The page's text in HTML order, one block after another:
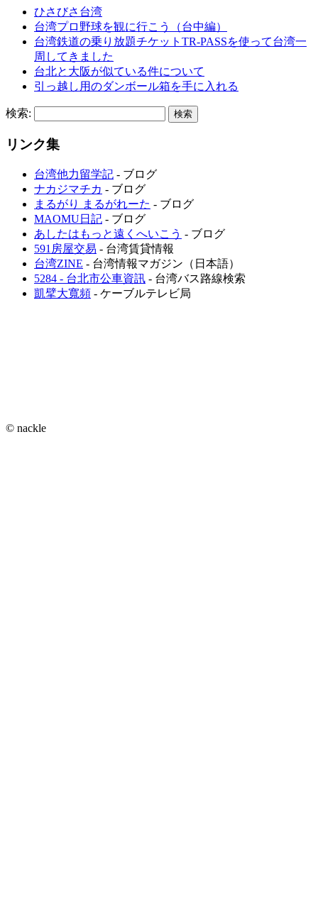
ひさびさ台湾
台湾プロ野球を観に行こう（台中編）
台湾鉄道の乗り放題チケットTR-PASSを使って台湾一
周してきました
台北と大阪が似ている件について
引っ越し用のダンボール箱を手に入れる
検索:
リンク集
台湾他力留学記 - ブログ
ナカジマチカ - ブログ
まるがり まるがれーた - ブログ
MAOMU日記 - ブログ
あしたはもっと遠くへいこう - ブログ
591房屋交易 - 台湾賃貸情報
台湾ZINE - 台湾情報マガジン（日本語）
5284 - 台北市公車資訊 - 台湾バス路線検索
凱擘大寬頻 - ケーブルテレビ局
© nackle